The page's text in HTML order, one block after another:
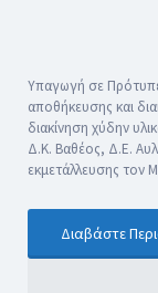
Υπαγωγή σε
αποθήκευσης και
διακίνηση χύδην
Δ.Κ. Βαθέος, Δ.Ε.
εκμετάλλευσης τον
Διαβάστε